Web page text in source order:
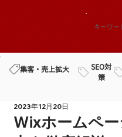
集客・売上拡大
SEO対
策
Wixホームペ
2023年12月20日